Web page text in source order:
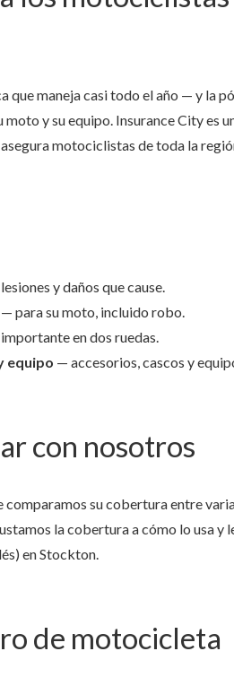
que maneja casi todo el año — y la
y su equipo. Insurance City es
motociclistas de toda la
y daños que cause.
— para su moto, incluido robo.
en dos ruedas.
equipo — accesorios, cascos y
con nosotros
comparamos su cobertura entre
la cobertura a cómo lo usa y
en Stockton.
de motocicleta